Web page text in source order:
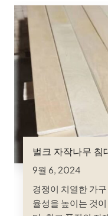
벌크 자작나무 침
9월 6, 2024
경쟁이 치열한 가
율성을 높이는 것